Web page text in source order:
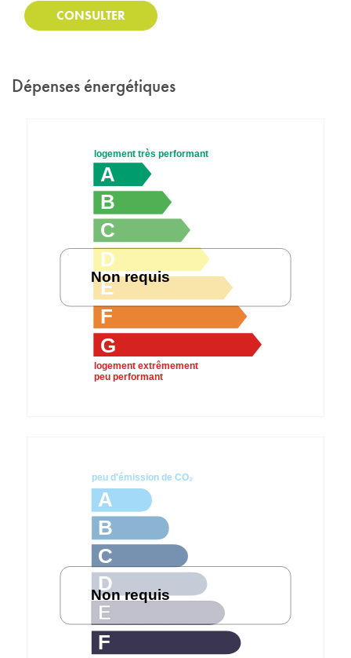
CONSULTER
Dépenses énergétiques
A
B
C
D
E
F
G
logement très performant
logement extrêmement
peu performant
Non requis
A
B
C
D
E
F
peu d'émission de CO₂
Non requis